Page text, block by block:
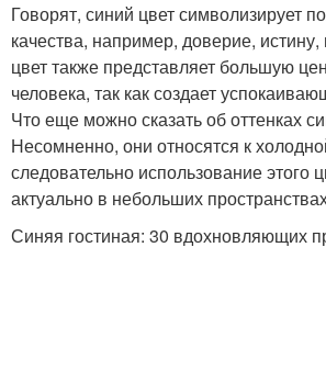
Говорят, синий цвет символизирует
качества, например, доверие,
цвет также представляет большую
человека, так как создает
Что еще можно сказать об оттенках
Несомненно, они относятся к
следовательно использование этого
актуально в небольших
Синяя гостиная: 30 вдохновляющих